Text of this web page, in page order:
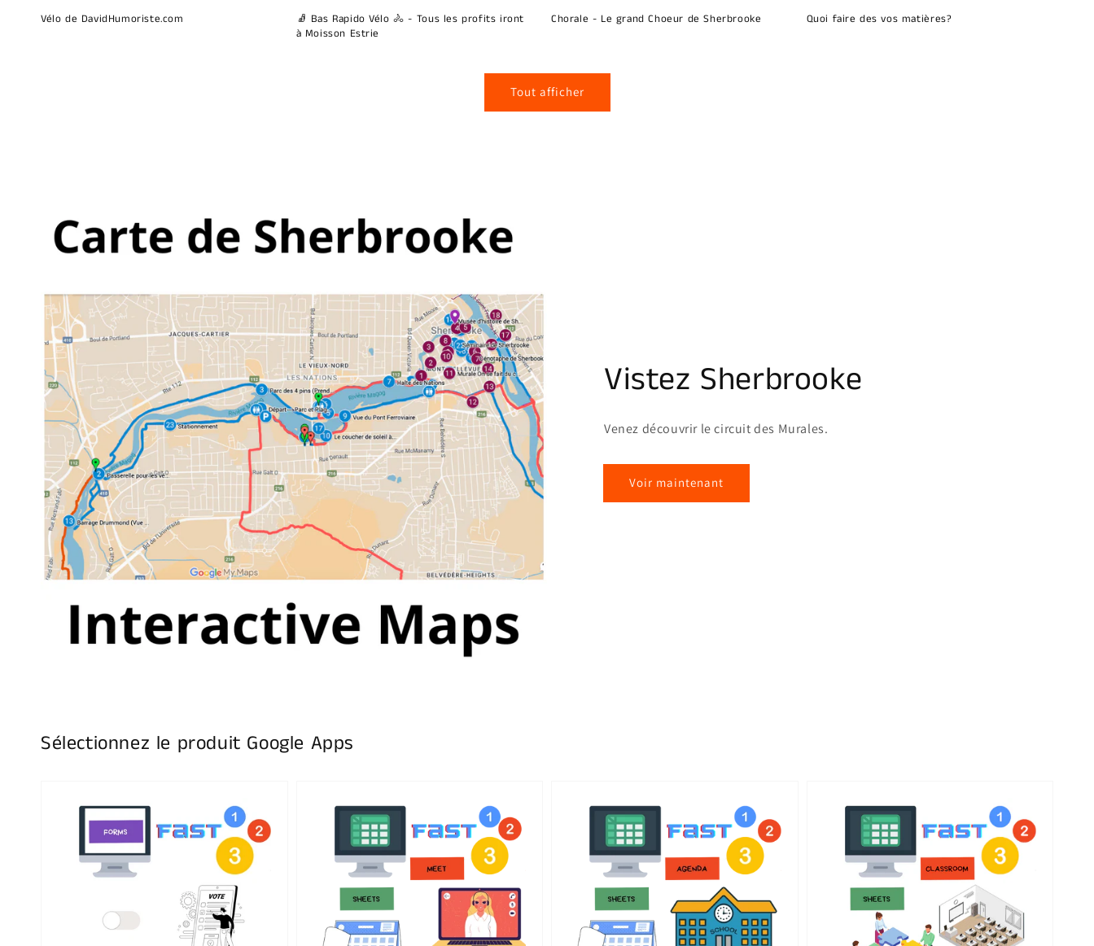
Vélo de DavidHumoriste.com
🧦 Bas Rapido Vélo 🚴 - Tous les profits iront
à Moisson Estrie
Chorale - Le grand Choeur de Sherbrooke Quoi faire des vos matières?
Tout afficher
Vistez Sherbrooke
Venez découvrir le circuit des Murales.
Voir maintenant
Sélectionnez le produit Google Apps